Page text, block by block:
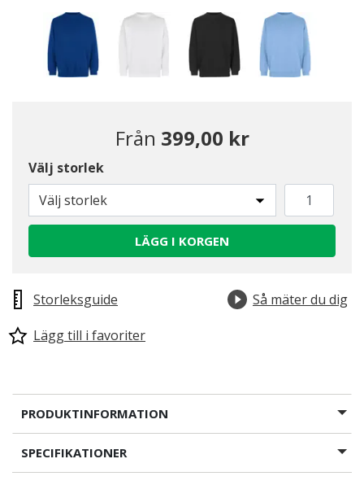
Från 399,00 kr
Välj storlek
Välj storlek
LÄGG I KORGEN
Storleksguide
Så mäter du dig
Lägg till i favoriter
PRODUKTINFORMATION
SPECIFIKATIONER